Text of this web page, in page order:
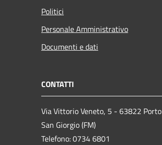
Politici
Personale Amministrativo
Documenti e dati
CONTATTI
Via Vittorio Veneto, 5 - 63822 Porto
San Giorgio (FM)
Telefono: 0734 6801